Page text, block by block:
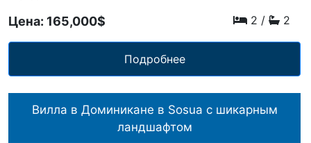
2 / 2
Цена: 165,000$
Подробнее
Вилла в Доминикане в Sosua с шикарным
ландшафтом